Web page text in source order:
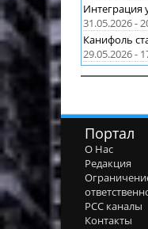
Интеграция
31.05.2026 -
Канифоль
29.05.2026 -
Портал
О Нас
Редакция
РСС каналы
Контакты